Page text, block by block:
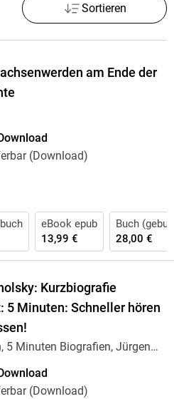
Sortieren
am Ende der
(Download)
eBook epub
13,99 €
Buch
28,00 €
Kurzbiografie
5 Minuten: Schneller hören
5 Minuten Biografien, Jürgen
(Download)